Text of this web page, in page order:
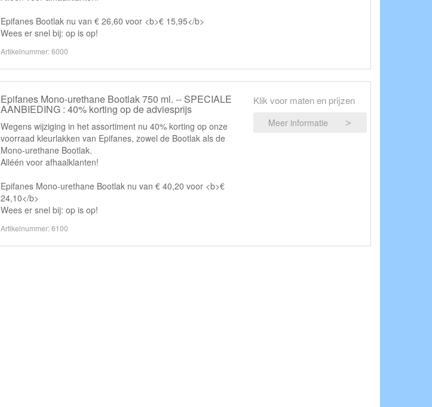
Epifanes Bootlak nu van € 26,60 voor <b>€ 15,95</b>
Wees er snel bij: op is op!
Artikelnummer: 6000
Epifanes Mono-urethane Bootlak 750 ml. -- SPECIALE
AANBIEDING : 40% korting op de adviesprijs
Wegens wijziging in het assortiment nu 40% korting op onze
voorraad kleurlakken van Epifanes, zowel de Bootlak als de
Mono-urethane Bootlak.
Alléén voor afhaalklanten!
Epifanes Mono-urethane Bootlak nu van € 40,20 voor <b>€
24,10</b>
Wees er snel bij: op is op!
Artikelnummer: 6100
Klik voor maten en prijzen
Meer informatie